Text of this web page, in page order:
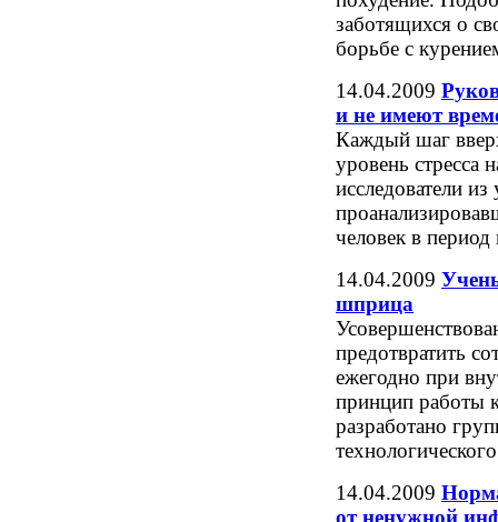
заботящихся о
борьбе с
14.04.2009
и не имеют
Каждый шаг
уровень
исследователи
человек в
14.04.2009
шприца
предотвратить
ежегодно при
принцип работы
разработано
14.04.2009
от ненужной